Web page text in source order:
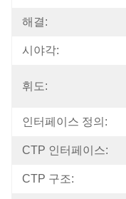
해결:
시야각:
휘도:
인터페이스 정의:
CTP 인터페이스:
CTP 구조: